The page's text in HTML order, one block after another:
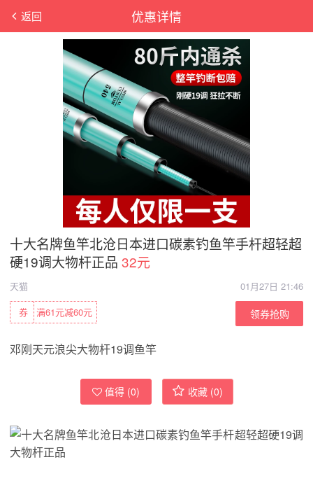
优惠详情
返回
十大名牌鱼竿北沧日本进口碳素钓鱼竿手杆超轻超
硬19调大物杆正品 32元
天猫
01月27日 21:46
满61元减60元
券 领券抢购
邓刚天元浪尖大物杆19调鱼竿
值得 (0) 收藏 (0)